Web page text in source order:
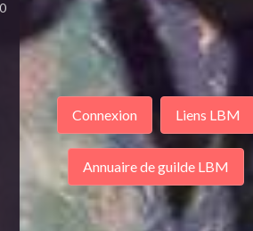
Connexion Liens LBM
Annuaire de guilde LBM